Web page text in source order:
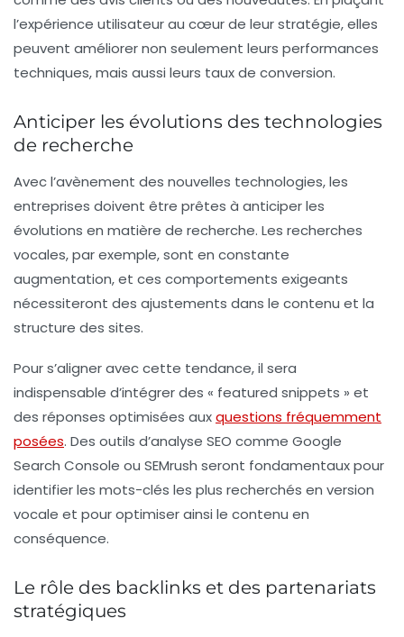
l’expérience utilisateur au cœur de leur stratégie, elles
peuvent améliorer non seulement leurs performances
techniques, mais aussi leurs taux de conversion.
Anticiper les évolutions des technologies
de recherche
Avec l’avènement des nouvelles technologies, les
entreprises doivent être prêtes à anticiper les
évolutions en matière de recherche. Les recherches
vocales, par exemple, sont en constante
augmentation, et ces comportements exigeants
nécessiteront des ajustements dans le contenu et la
structure des sites.
Pour s’aligner avec cette tendance, il sera
indispensable d’intégrer des « featured snippets » et
des réponses optimisées auxquestions fréquemment
posées. Des outils d’analyse SEO comme Google
Search Console ou SEMrush seront fondamentaux pour
identifier les mots-clés les plus recherchés en version
vocale et pour optimiser ainsi le contenu en
conséquence.
Le rôle des backlinks et des partenariats
stratégiques